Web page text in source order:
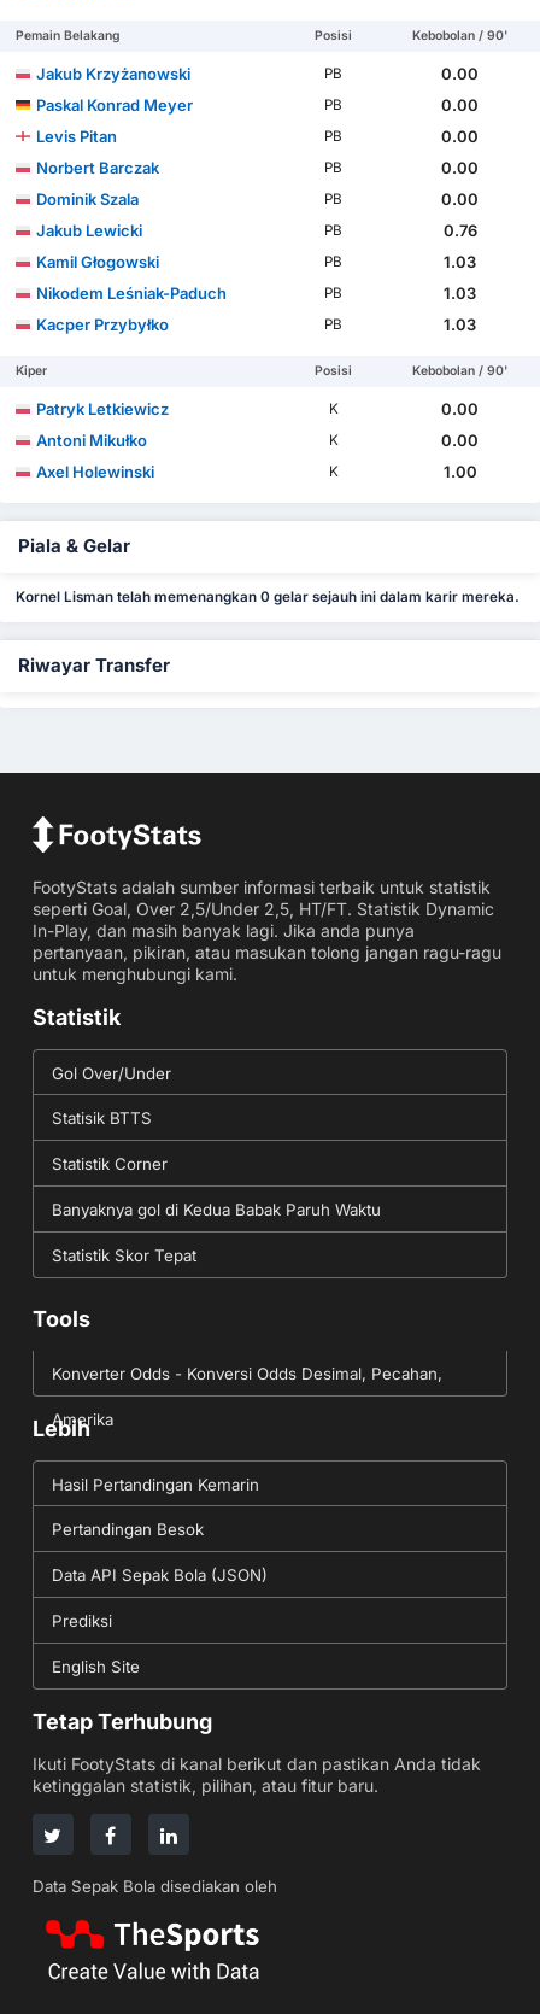
Pemain Belakang Posisi Kebobolan / 90'
Jakub Krzyżanowski PB
0.00
Paskal Konrad Meyer
PB
0.00
Levis Pitan
PB
0.00
Norbert Barczak
PB
0.00
Dominik Szala
PB
0.00
Jakub Lewicki
PB
0.76
Kamil Głogowski
PB
1.03
Nikodem Leśniak-Paduch
PB
1.03
Kacper Przybyłko
PB 1.03
Kiper Posisi Kebobolan / 90'
Patryk Letkiewicz K
0.00
Antoni Mikułko
K
0.00
Axel Holewinski
K 1.00
Piala & Gelar
Kornel Lisman telah memenangkan 0 gelar sejauh ini dalam karir mereka.
Riwayar Transfer
FootyStats adalah sumber informasi terbaik untuk statistik
seperti Goal, Over 2,5/Under 2,5, HT/FT. Statistik Dynamic
In-Play, dan masih banyak lagi. Jika anda punya
pertanyaan, pikiran, atau masukan tolong jangan ragu-ragu
untuk menghubungi kami.
Statistik
Gol Over/Under
Statisik BTTS
Statistik Corner
Banyaknya gol di Kedua Babak Paruh Waktu
Statistik Skor Tepat
Tools
Konverter Odds - Konversi Odds Desimal, Pecahan,
Amerika
Lebih
Hasil Pertandingan Kemarin
Pertandingan Besok
Data API Sepak Bola (JSON)
Prediksi
English Site
Tetap Terhubung
Ikuti FootyStats di kanal berikut dan pastikan Anda tidak
ketinggalan statistik, pilihan, atau fitur baru.
Data Sepak Bola disediakan oleh